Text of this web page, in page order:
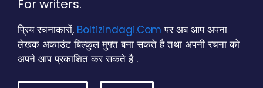
For writers.
प्रिय रचनाकारों, Boltizindagi.Com पर अब आप अपना
लेखक अकाउंट बिल्कुल मुफ्त बना सकते है तथा अपनी रचना को
अपने आप प्रकाशित कर सकते है .